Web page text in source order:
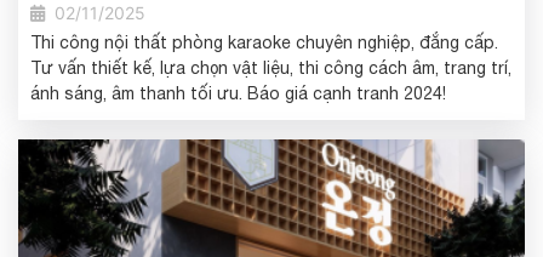
02/11/2025
Thi công nội thất phòng karaoke chuyên nghiệp, đẳng cấp.
Tư vấn thiết kế, lựa chọn vật liệu, thi công cách âm, trang trí,
ánh sáng, âm thanh tối ưu. Báo giá cạnh tranh 2024!